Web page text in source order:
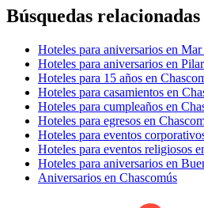
Búsquedas relacionadas
Hoteles para aniversarios en Mar
Hoteles para aniversarios en Pilar
Hoteles para 15 años en
Hoteles para casamientos en
Hoteles para cumpleaños en
Hoteles para egresos en
Hoteles para eventos
Hoteles para eventos religiosos
Hoteles para aniversarios en
Aniversarios en Chascomús